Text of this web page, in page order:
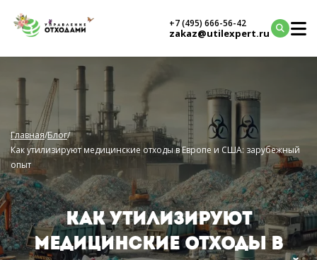
+7 (495) 666-56-42
zakaz@utilexpert.ru
Главная/Блог/
Как утилизируют медицинские отходы в Европе и США: зарубежный
опыт
КАК УТИЛИЗИРУЮТ
МЕДИЦИНСКИЕ ОТХОДЫ В